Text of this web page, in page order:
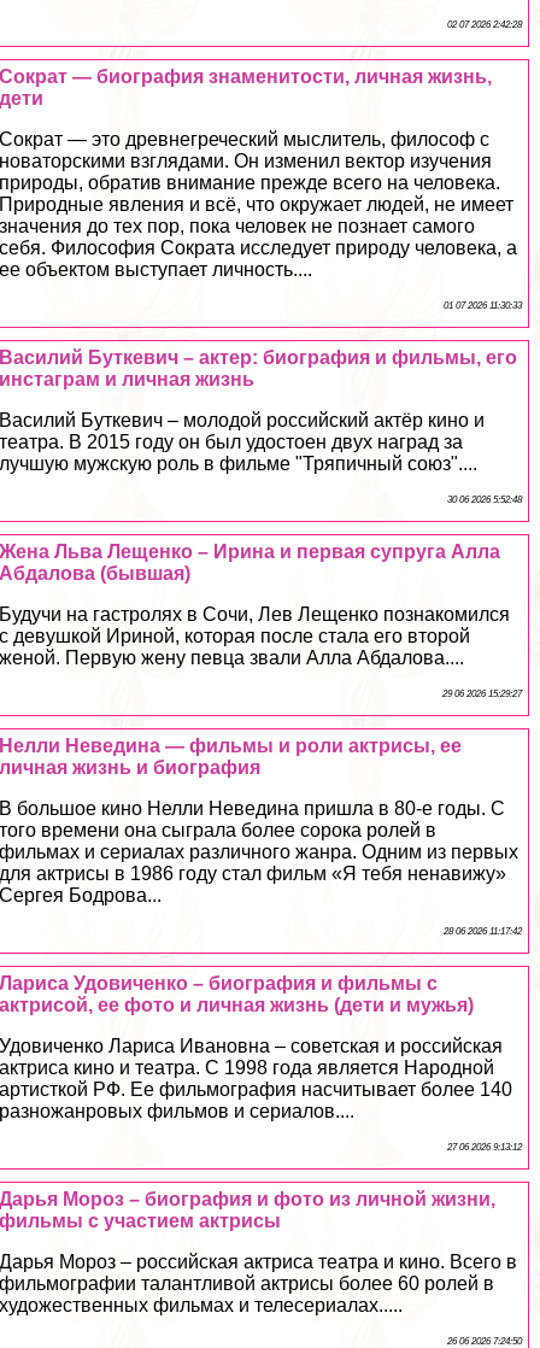
02 07 2026 2:42:28
Сократ — биография знаменитости, личная жизнь,
дети
Сократ — это древнегреческий мыслитель, философ с
новаторскими взглядами. Он изменил вектор изучения
природы, обратив внимание прежде всего на человека.
Природные явления и всё, что окружает людей, не имеет
значения до тех пор, пока человек не познает самого
себя. Философия Сократа исследует природу человека, а
ее объектом выступает личность....
01 07 2026 11:30:33
Василий Буткевич – актер: биография и фильмы, его
инстаграм и личная жизнь
Василий Буткевич – молодой российский актёр кино и
театра. В 2015 году он был удостоен двух наград за
лучшую мужскую роль в фильме "Тряпичный союз"....
30 06 2026 5:52:48
Жена Льва Лещенко – Ирина и первая супруга Алла
Абдалова (бывшая)
Будучи на гастролях в Сочи, Лев Лещенко познакомился
с дeвyшкой Ириной, которая после стала его второй
женой. Первую жену певца звали Алла Абдалова....
29 06 2026 15:29:27
Нелли Неведина — фильмы и роли актрисы, ее
личная жизнь и биография
В большое кино Нелли Неведина пришла в 80-е годы. С
того времени она сыграла более сорока ролей в
фильмах и сериалах различного жанра. Одним из первых
для актрисы в 1986 году стал фильм «Я тебя ненавижу»
Сергея Бодрова...
28 06 2026 11:17:42
Лариса Удовиченко – биография и фильмы с
актрисой, ее фото и личная жизнь (дети и мужья)
Удовиченко Лариса Ивановна – советская и российская
актриса кино и театра. С 1998 года является Народной
артисткой РФ. Ее фильмография насчитывает более 140
разножанровых фильмов и сериалов....
27 06 2026 9:13:12
Дарья Мороз – биография и фото из личной жизни,
фильмы с участием актрисы
Дарья Мороз – российская актриса театра и кино. Всего в
фильмографии талантливой актрисы более 60 ролей в
художественных фильмах и телесериалах.....
26 06 2026 7:24:50